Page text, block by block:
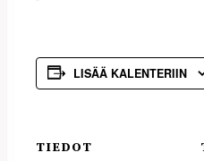
LISÄÄ KALENTERIIN
TIEDOT